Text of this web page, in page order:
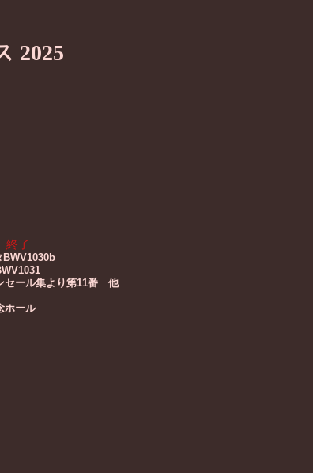
2025
終了
ール集より第11番​ 他
ホール